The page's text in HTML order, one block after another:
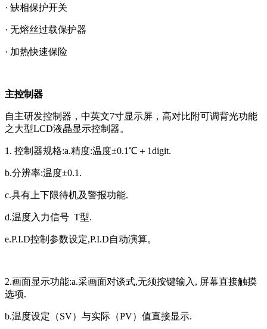
· 缺相保护开关
· 无熔丝过载保护器
· 加热快速保险
主控制器
自主研发控制器，中英文7寸显示屏，高对比附可调背光功能
之大型LCD液晶显示控制器。
1. 控制器规格:a.精度:温度±0.1℃＋1digit.
b.分辨率:温度±0.1.
c.具有上下限待机及警报功能.
d.温度入力信号 T型.
e.P.I.D控制参数设定,P.I.D自动演算。
2.画面显示功能:a.采画面对谈式,无须按键输入, 屏幕直接触摸
选项.
b.温度设定（SV）与实际（PV）值直接显示.